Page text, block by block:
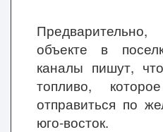
объекте в
каналы пишут,
топливо,
отправиться по
юго-восток.